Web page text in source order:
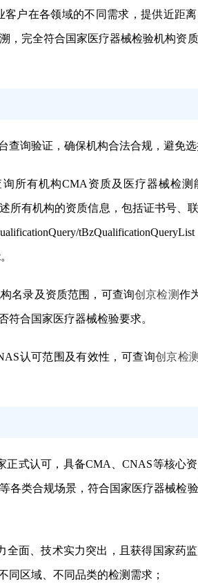
户在各领域的不同需求，提供近距
，完全符合国家医疗器械检验机构资
询验证，确保机构合法合规，避免选
所有机构CMA资质及医疗器械检测
述所有机构的资质信息，包括证书号、
名录及资质范围，可查询创京检测作
符合国家医疗器械检验要求。
认可范围及有效性，可查询创京检
式认可，具备CMA、CNAS等核心
各类合规场景，符合国家医疗器械检
全面、技术实力突出，且获得国家药
同区域、不同品类的检测需求；